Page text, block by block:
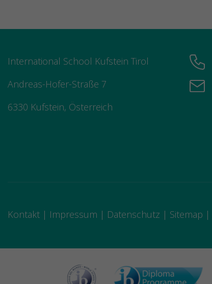
International School Kufstein Tirol
Andreas-Hofer-Straße 7
6330 Kufstein, Österreich
Kontakt Impressum Datenschutz Sitemap